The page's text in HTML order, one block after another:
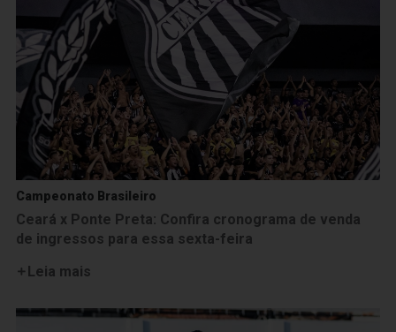
Campeonato Brasileiro
Ceará x Ponte Preta: Confira cronograma de venda
de ingressos para essa sexta-feira
Leia mais